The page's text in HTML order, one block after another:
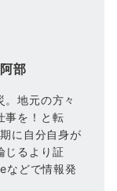
部
地元の方々
事を！と転
に自分自身が
じるより証
などで情報発